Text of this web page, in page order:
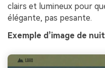
clairs et lumineux pour
élégante, pas pesante.
Exemple d’image de